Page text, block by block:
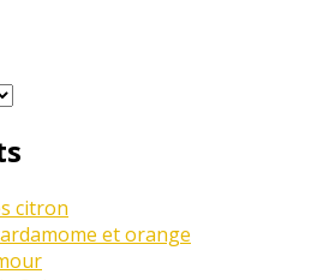
citron
et orange